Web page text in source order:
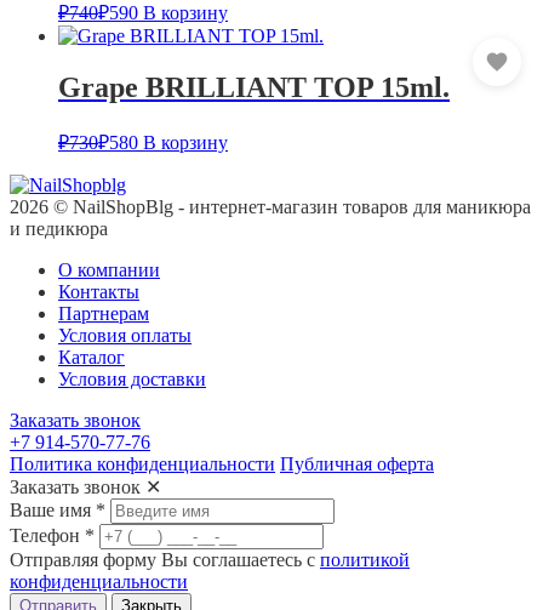
₽740₽590 В корзину
Grape BRILLIANT TOP 15ml.
₽730₽580 В корзину
2026 © NailShopBlg - интернет-магазин товаров для маникюра
и педикюра
О компании
Контакты
Партнерам
Условия оплаты
Каталог
Условия доставки
Заказать звонок
+7 914-570-77-76
Политика конфиденциальности Публичная оферта
Заказать звонок ✕
Ваше имя *
Телефон *
Отправляя форму Вы соглашаетесь с политикой
конфиденциальности
Отправить Закрыть